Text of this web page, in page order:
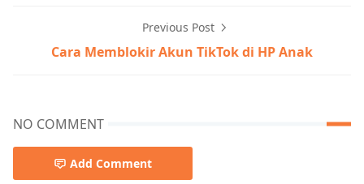
Previous Post
Cara Memblokir Akun TikTok di HP Anak
NO COMMENT
Add Comment